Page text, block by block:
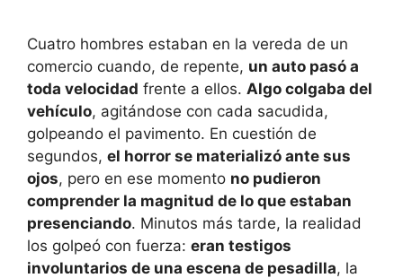
Cuatro hombres estaban en la vereda de un
comercio cuando, de repente, un auto pasó a
toda velocidad frente a ellos. Algo colgaba del
vehículo, agitándose con cada sacudida,
golpeando el pavimento. En cuestión de
segundos, el horror se materializó ante sus
ojos, pero en ese momento no pudieron
comprender la magnitud de lo que estaban
presenciando. Minutos más tarde, la realidad
los golpeó con fuerza: eran testigos
involuntarios de una escena de pesadilla, la